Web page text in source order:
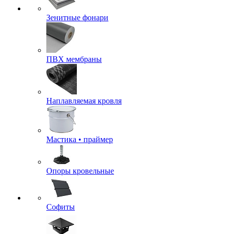
Зенитные фонари
ПВХ мембраны
Наплавляемая кровля
Мастика • праймер
Опоры кровельные
Софиты